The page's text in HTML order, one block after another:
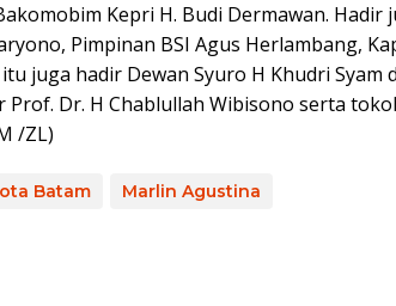
Kepri H. Budi Dermawan.
Pimpinan BSI Agus Herlambang,
itu juga hadir Dewan Syuro H Khudri
Prof. Dr. H Chablullah Wibisono serta
/ZL)
Batam Marlin Agustina